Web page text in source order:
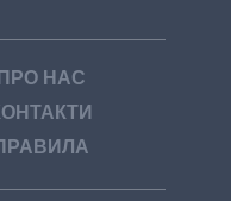
ПРО НАС